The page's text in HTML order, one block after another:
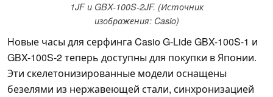
1JF и GBX-100S-2JF. (Источник
изображения: Casio)
Новые часы для серфинга Casio G-Lide GBX-100S-1 и
GBX-100S-2 теперь доступны для покупки в Японии.
Эти скелетонизированные модели оснащены
безелями из нержавеющей стали, синхронизацией